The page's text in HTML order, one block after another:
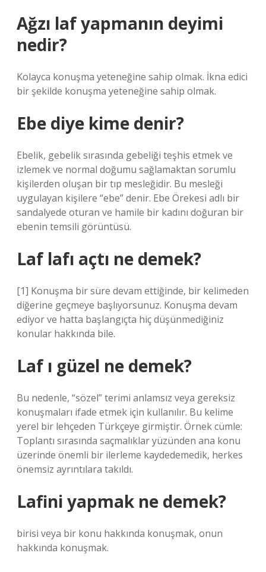
Ağzı laf yapmanın deyimi
nedir?
Kolayca konuşma yeteneğine sahip olmak. İkna edici
bir şekilde konuşma yeteneğine sahip olmak.
Ebe diye kime denir?
Ebelik, gebelik sırasında gebeliği teşhis etmek ve
izlemek ve normal doğumu sağlamaktan sorumlu
kişilerden oluşan bir tıp mesleğidir. Bu mesleği
uygulayan kişilere “ebe” denir. Ebe Örekesi adlı bir
sandalyede oturan ve hamile bir kadını doğuran bir
ebenin temsili görüntüsü.
Laf lafı açtı ne demek?
[1] Konuşma bir süre devam ettiğinde, bir kelimeden
diğerine geçmeye başlıyorsunuz. Konuşma devam
ediyor ve hatta başlangıçta hiç düşünmediğiniz
konular hakkında bile.
Laf ı güzel ne demek?
Bu nedenle, “sözel” terimi anlamsız veya gereksiz
konuşmaları ifade etmek için kullanılır. Bu kelime
yerel bir lehçeden Türkçeye girmiştir. Örnek cümle:
Toplantı sırasında saçmalıklar yüzünden ana konu
üzerinde önemli bir ilerleme kaydedemedik, herkes
önemsiz ayrıntılara takıldı.
Lafini yapmak ne demek?
birisi veya bir konu hakkında konuşmak, onun
hakkında konuşmak.